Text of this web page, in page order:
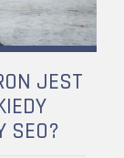
JEST
SEO?